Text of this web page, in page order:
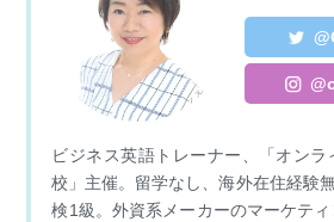
o
ビジネス英語トレーナー、「オン
校」主催。留学なし、海外在住経験
検1級。外資系メーカーのマーケテ